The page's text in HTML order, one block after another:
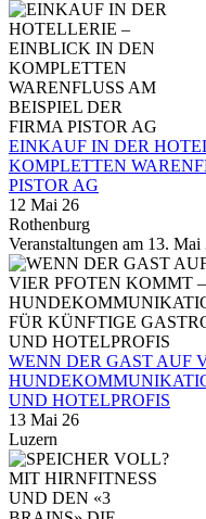
EINKAUF IN DER
KOMPLETTEN
PISTOR AG
12 Mai 26
Rothenburg
Veranstaltungen am 13. Mai
WENN DER GAST AUF
UND HOTELPROFIS
13 Mai 26
Luzern